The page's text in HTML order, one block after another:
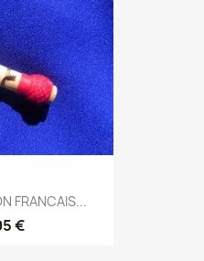
FRANCAIS...
€